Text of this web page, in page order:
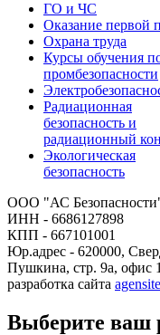
ГО и ЧС
Оказание первой
Охрана труда
Курсы обучения
промбезопасности
Радиационная
безопасность и
радиационный
Экологическая
безопасность
ООО "АС
ИНН - 6686127898
КПП - 667101001
Юр.адрес - 620000,
Пушкина, стр. 9а, офис
разработка сайта
Выберите ваш